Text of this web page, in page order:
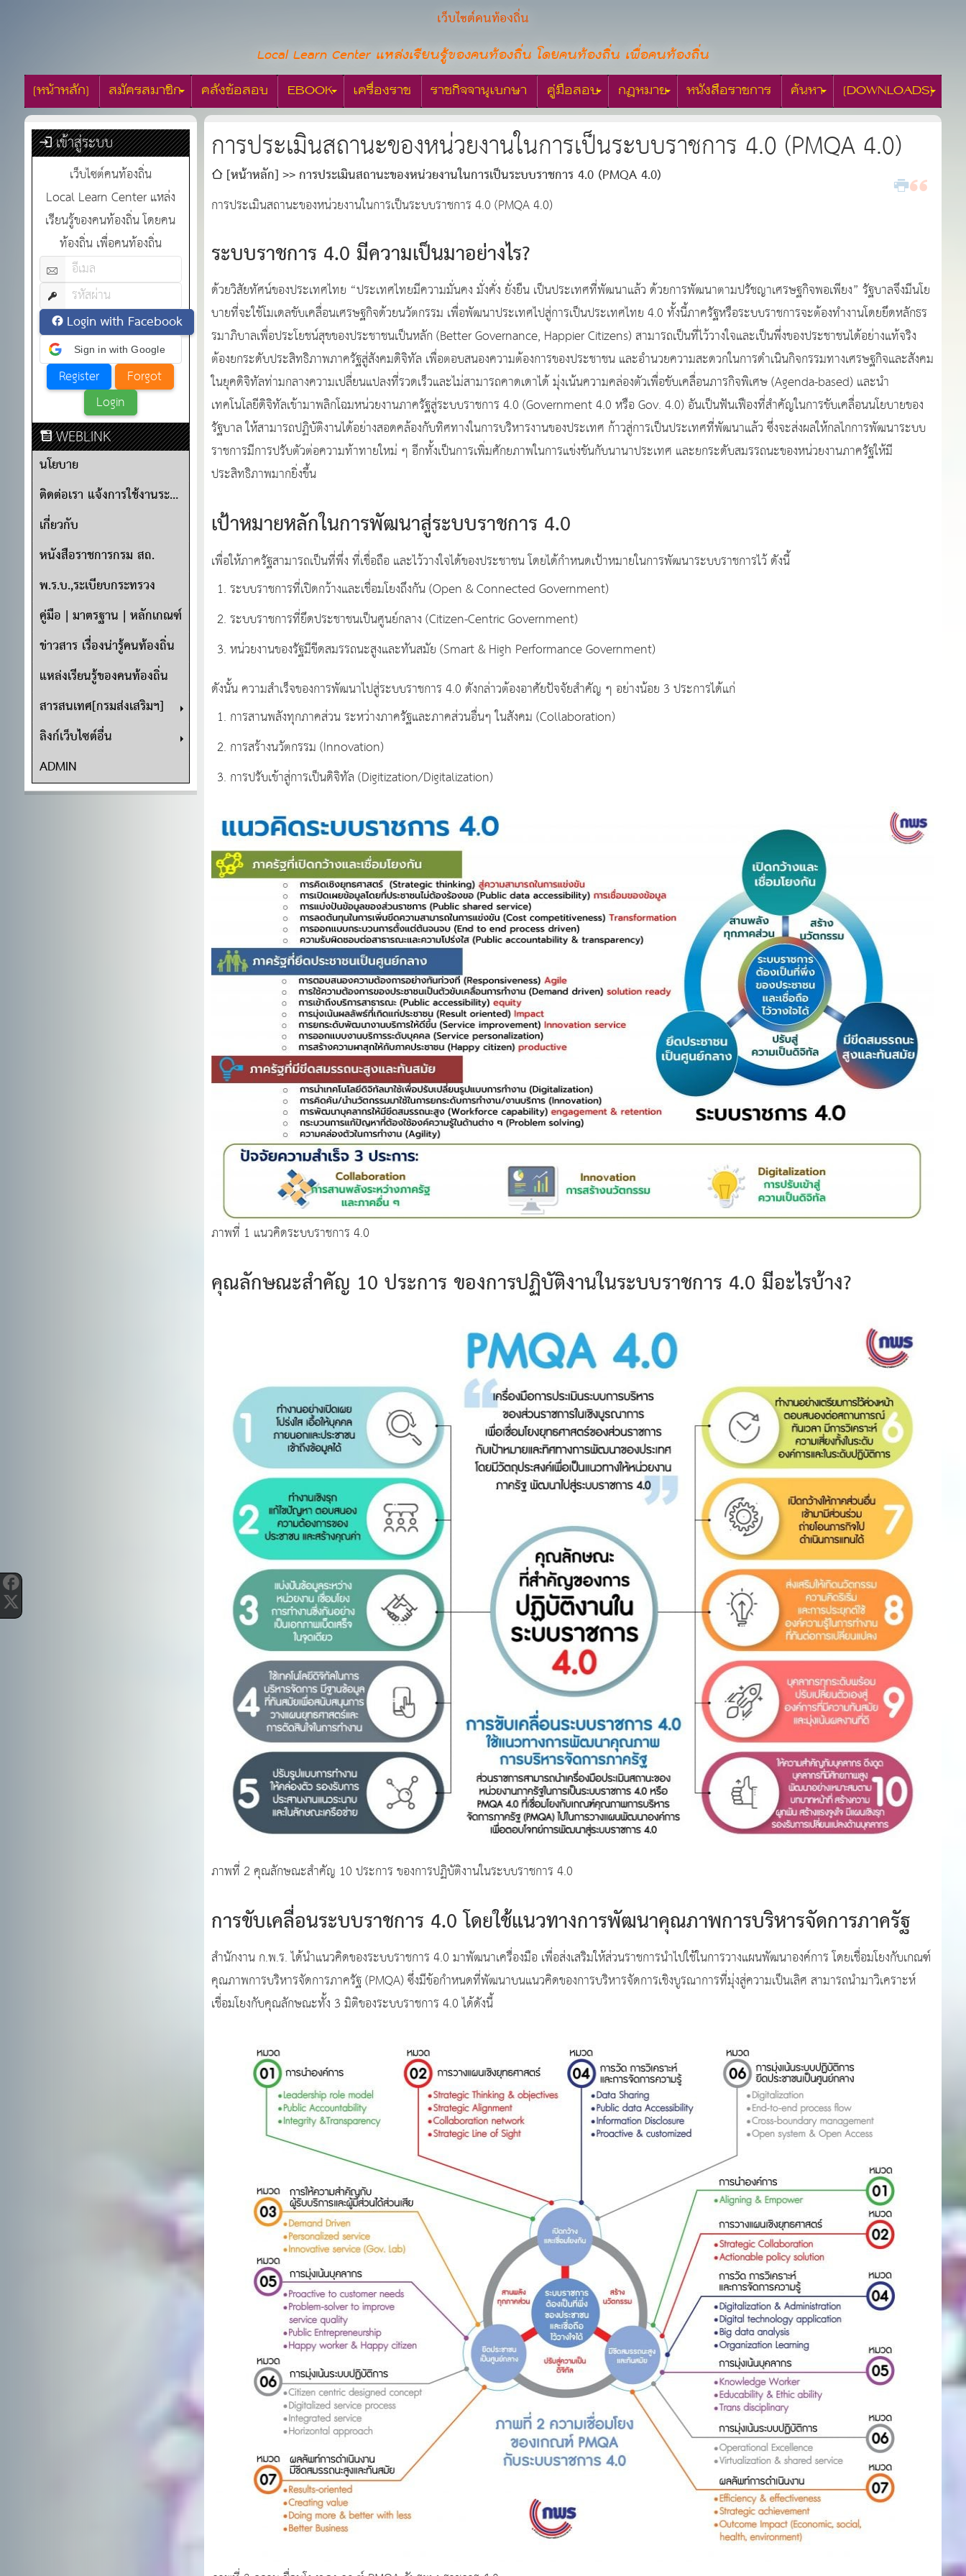
เว็บไซต์คนท้องถิ่น
Local Learn Center แหล่งเรียนรู้ของคนท้องถิ่น โดยคนท้องถิ่น เพื่อคนท้องถิ่น
[หน้าหลัก] สมัครสมาชิก คลังข้อสอบ EBOOK เครื่องราช ราชกิจจานุเบกษา คู่มือสอบ กฎหมาย หนังสือราชการ ค้นหา [DOWNLOADS]
เข้าสู่ระบบ
เว็บไซต์คนท้องถิ่น
Local Learn Center แหล่ง
เรียนรู้ของคนท้องถิ่น โดยคน
ท้องถิ่น เพื่อคนท้องถิ่น
Login with Facebook
Sign in with Google
WEBLINK
นโยบาย
ติดต่อเรา แจ้งการใช้งานระบบ
เกี่ยวกับ
หนังสือราชการกรม สถ.
พ.ร.บ.,ระเบียบกระทรวง
คู่มือ | มาตรฐาน | หลักเกณฑ์
ข่าวสาร เรื่องน่ารู้คนท้องถิ่น
แหล่งเรียนรู้ของคนท้องถิ่น
สารสนเทศ[กรมส่งเสริมฯ]
ลิงก์เว็บไซต์อื่น
ADMIN
การประเมินสถานะของหน่วยงานในการเป็นระบบราชการ 4.0 (PMQA 4.0)
[หน้าหลัก] การประเมินสถานะของหน่วยงานในการเป็นระบบราชการ 4.0 (PMQA 4.0)
การประเมินสถานะของหน่วยงานในการเป็นระบบราชการ 4.0 (PMQA 4.0)
ระบบราชการ 4.0 มีความเป็นมาอย่างไร?
ด้วยวิสัยทัศน์ของประเทศไทย “ประเทศไทยมีความมั่นคง มั่งคั่ง ยั่งยืน เป็นประเทศที่พัฒนาแล้ว ด้วยการพัฒนาตามปรัชญาเศรษฐกิจพอเพียง” รัฐบาลจึงมีนโย
บายที่จะใช้โมเดลขับเคลื่อนเศรษฐกิจด้วยนวัตกรรม เพื่อพัฒนาประเทศไปสู่การเป็นประเทศไทย 4.0 ทั้งนี้ภาครัฐหรือระบบราชการจะต้องทำงานโดยยึดหลักธร
รมาภิบาลเพื่อประโยชน์สุขของประชาชนเป็นหลัก (Better Governance, Happier Citizens) สามารถเป็นที่ไว้วางใจและเป็นพึ่งของประชาชนได้อย่างแท้จริง
ต้องยกระดับประสิทธิภาพภาครัฐสู่สังคมดิจิทัล เพื่อตอบสนองความต้องการของประชาชน และอำนวยความสะดวกในการดำเนินกิจกรรมทางเศรษฐกิจและสังคม
ในยุคดิจิทัลท่ามกลางความเปลี่ยนแปลงที่รวดเร็วและไม่สามารถคาดเดาได้ มุ่งเน้นความคล่องตัวเพื่อขับเคลื่อนภารกิจพิเศษ (Agenda-based) และนำ
เทคโนโลยีดิจิทัลเข้ามาพลิกโฉมหน่วยงานภาครัฐสู่ระบบราชการ 4.0 (Government 4.0 หรือ Gov. 4.0) อันเป็นฟันเฟืองที่สำคัญในการขับเคลื่อนนโยบายของ
รัฐบาล ให้สามารถปฏิบัติงานได้อย่างสอดคล้องกับทิศทางในการบริหารงานของประเทศ ก้าวสู่การเป็นประเทศที่พัฒนาแล้ว ซึ่งจะส่งผลให้กลไกการพัฒนาระบบ
ราชการมีการปรับตัวต่อความท้าทายใหม่ ๆ อีกทั้งเป็นการเพิ่มศักยภาพในการแข่งขันกับนานาประเทศ และยกระดับสมรรถนะของหน่วยงานภาครัฐให้มี
ประสิทธิภาพมากยิ่งขึ้น
เป้าหมายหลักในการพัฒนาสู่ระบบราชการ 4.0
เพื่อให้ภาครัฐสามารถเป็นที่พึ่ง ที่เชื่อถือ และไว้วางใจได้ของประชาชน โดยได้กำหนดเป้าหมายในการพัฒนาระบบราชการไว้ ดังนี้
ระบบราชการที่เปิดกว้างและเชื่อมโยงถึงกัน (Open & Connected Government)
ระบบราชการที่ยึดประชาชนเป็นศูนย์กลาง (Citizen-Centric Government)
หน่วยงานของรัฐมีขีดสมรรถนะสูงและทันสมัย (Smart & High Performance Government)
ดังนั้น ความสำเร็จของการพัฒนาไปสู่ระบบราชการ 4.0 ดังกล่าวต้องอาศัยปัจจัยสำคัญ ๆ อย่างน้อย 3 ประการได้แก่
การสานพลังทุกภาคส่วน ระหว่างภาครัฐและภาคส่วนอื่นๆ ในสังคม (Collaboration)
การสร้างนวัตกรรม (Innovation)
การปรับเข้าสู่การเป็นดิจิทัล (Digitization/Digitalization)
ภาพที่ 1 แนวคิดระบบราชการ 4.0
คุณลักษณะสำคัญ 10 ประการ ของการปฏิบัติงานในระบบราชการ 4.0 มีอะไรบ้าง?
ภาพที่ 2 คุณลักษณะสำคัญ 10 ประการ ของการปฏิบัติงานในระบบราชการ 4.0
การขับเคลื่อนระบบราชการ 4.0 โดยใช้แนวทางการพัฒนาคุณภาพการบริหารจัดการภาครัฐ
สำนักงาน ก.พ.ร. ได้นำแนวคิดของระบบราชการ 4.0 มาพัฒนาเครื่องมือ เพื่อส่งเสริมให้ส่วนราชการนำไปใช้ในการวางแผนพัฒนาองค์การ โดยเชื่อมโยงกับเกณฑ์
คุณภาพการบริหารจัดการภาครัฐ (PMQA) ซึ่งมีข้อกำหนดที่พัฒนาบนแนวคิดของการบริหารจัดการเชิงบูรณาการที่มุ่งสู่ความเป็นเลิศ สามารถนำมาวิเคราะห์
เชื่อมโยงกับคุณลักษณะทั้ง 3 มิติของระบบราชการ 4.0 ได้ดังนี้